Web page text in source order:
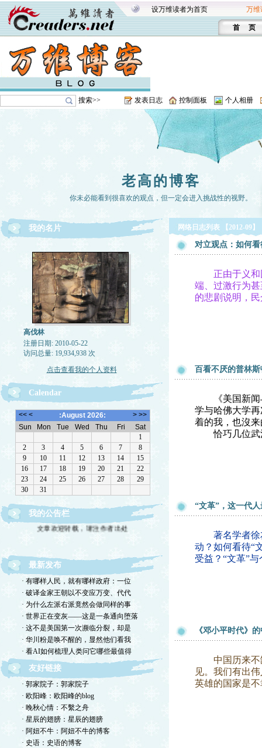
设万维读者为首页 万维
首 页
搜索>> 发表日志 控制面板 个人相册
老高的博客
你未必能看到很喜欢的观点，但一定会进入挑战性的视野。
我的名片
高伐林
注册日期: 2010-05-22
访问总量: 19,934,938 次
点击查看我的个人资料
Calendar
我的公告栏
文章欢迎转载，请注作者出处
最新发布
· 有哪样人民，就有哪样政府：一位
· 破译金家王朝以不变应万变、代代
· 为什么左派右派竟然会做同样的事
· 世界正在变灰——这是一条通向堕落
· 这不是美国第一次濒临分裂，却是
· 华川粉是唤不醒的，显然他们看我
· 看AI如何梳理人类问它哪些最值得
友好链接
· 郭家院子：郭家院子
· 欧阳峰：欧阳峰的blog
· 晚秋心情：不繫之舟
· 星辰的翅膀：星辰的翅膀
· 阿妞不牛：阿妞不牛的博客
· 史语：史语的博客
网络日志列表 【2012-09】
对立观点：如何
正由于义和团
端、过激行为
的悲剧说明，
百看不厌的普林
《美国新闻与
学与哈佛大学
着的我，也沒
恰巧几位武
“文革”，这一代
著名学者徐友
动？如何看待“
受益？“文革”
《邓小平时代》
中国历来不缺
见。我们有出
英雄的国家是